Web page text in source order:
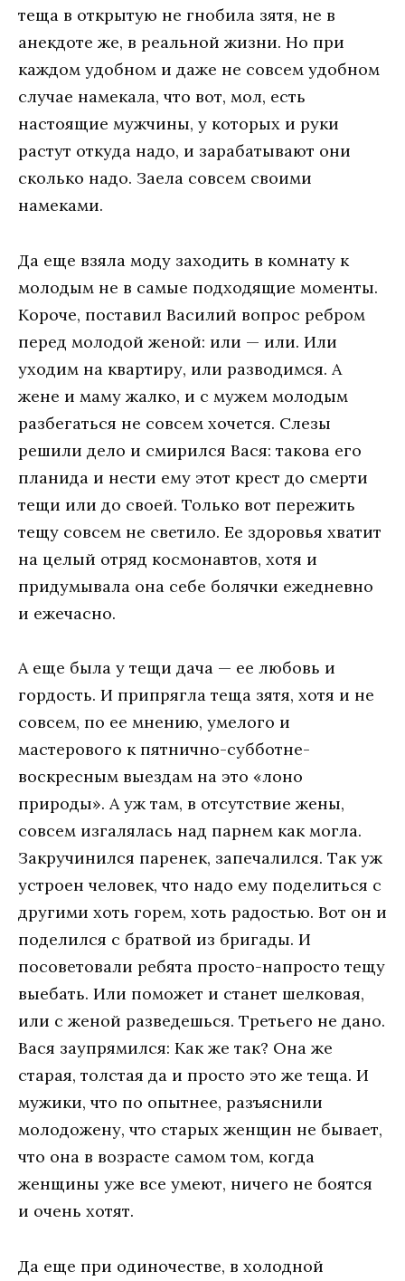
теща в открытую не гнобила зятя, не в
анекдоте же, в реальной жизни. Но при
каждом удобном и даже не совсем удобном
случае намекала, что вот, мол, есть
настоящие мужчины, у которых и руки
растут откуда надо, и зарабатывают они
сколько надо. Заела совсем своими
намеками.
Да еще взяла моду заходить в комнату к
молодым не в самые подходящие моменты.
Короче, поставил Василий вопрос ребром
перед молодой женой: или — или. Или
уходим на квартиру, или разводимся. А
жене и маму жалко, и с мужем молодым
разбегаться не совсем хочется. Слезы
решили дело и смирился Вася: такова его
планида и нести ему этот крест до смерти
тещи или до своей. Только вот пережить
тещу совсем не светило. Ее здоровья хватит
на целый отряд космонавтов, хотя и
придумывала она себе болячки ежедневно
и ежечасно.
А еще была у тещи дача — ее любовь и
гордость. И припрягла теща зятя, хотя и не
совсем, по ее мнению, умелого и
мастерового к пятнично-субботне-
воскресным выездам на это «лоно
природы». А уж там, в отсутствие жены,
совсем изгалялась над парнем как могла.
Закручинился паренек, запечалился. Так уж
устроен человек, что надо ему поделиться с
другими хоть горем, хоть радостью. Вот он и
поделился с братвой из бригады. И
посоветовали ребята просто-напросто тещу
выебать. Или поможет и станет шелковая,
или с женой разведешься. Третьего не дано.
Вася заупрямился: Как же так? Она же
старая, толстая да и просто это же теща. И
мужики, что по опытнее, разъяснили
молодожену, что старых женщин не бывает,
что она в возрасте самом том, когда
женщины уже все умеют, ничего не боятся
и очень хотят.
Да еще при одиночестве, в холодной